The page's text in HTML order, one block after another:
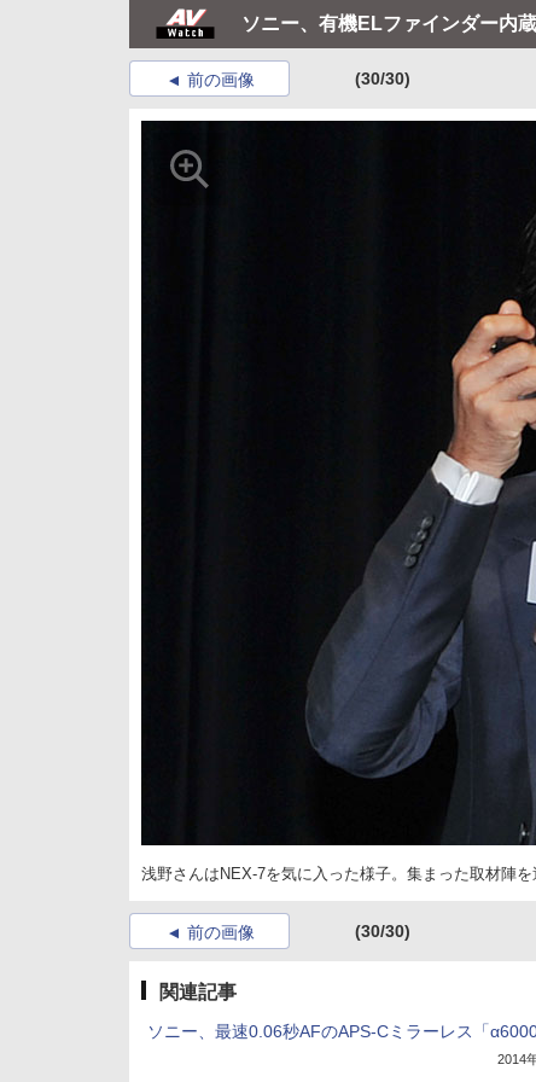
ソニー、有機ELファインダー内
前の画像 (30/30)
浅野さんはNEX-7を気に入った様子。集まった取材陣
前の画像 (30/30)
関連記事
ソニー、最速0.06秒AFのAPS-Cミラーレス「α6000
2014